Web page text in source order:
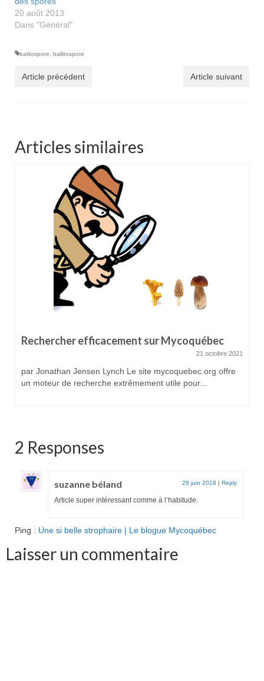
20 août 2013
Dans "Général"
balitospore ballitospore
Article précédent Article suivant
Articles similaires
Rechercher efficacement sur Mycoquébec
21 octobre 2021
par Jonathan Jensen Lynch Le site mycoquebec.org offre
un moteur de recherche extrêmement utile pour...
2 Responses
suzanne béland 28 juin 2018 | Reply
Article super intéressant comme à l’habitude.
Ping : Une si belle strophaire | Le blogue Mycoquébec
Laisser un commentaire